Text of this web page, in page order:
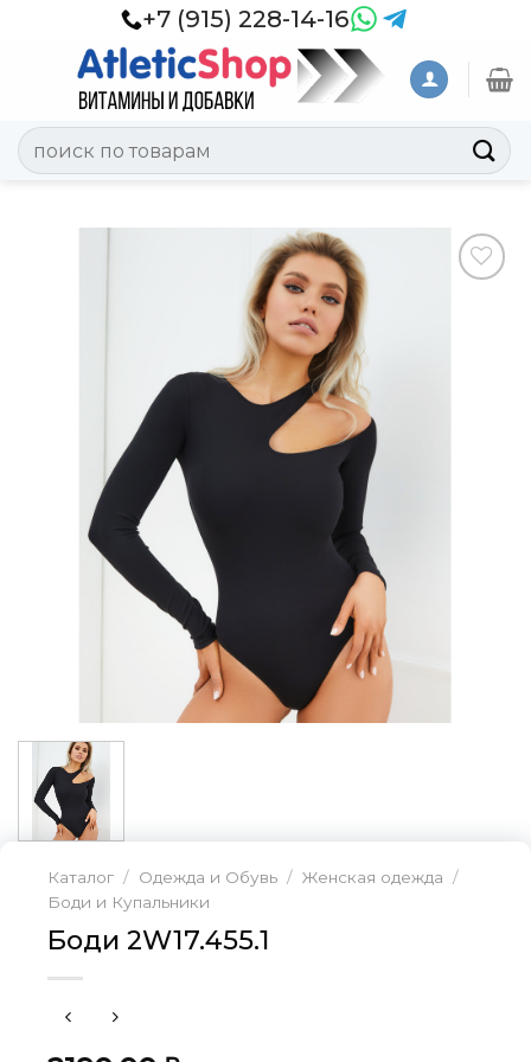
+7 (915) 228-14-16
Искать:
Каталог / Одежда и Обувь / Женская одежда /
Боди и Купальники
Боди 2W17.455.1